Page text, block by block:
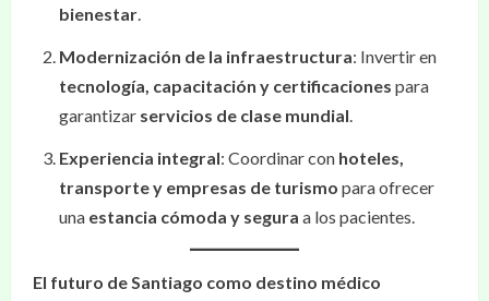
bienestar.
Modernización de la infraestructura: Invertir en
tecnología, capacitación y certificaciones para
garantizar servicios de clase mundial.
Experiencia integral: Coordinar con hoteles,
transporte y empresas de turismo para ofrecer
una estancia cómoda y segura a los pacientes.
El futuro de Santiago como destino médico